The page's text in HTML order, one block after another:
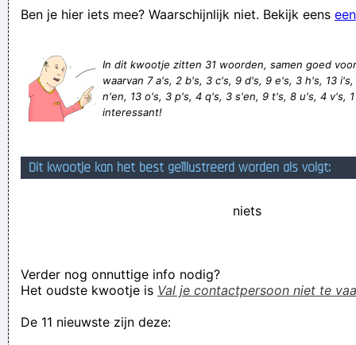
poot van een hond gehad.
Als ge bij Pepe een broodje Pozuelo vraagt krijgt ge een
vervallen broodje met niks op.
regen in twente herhaalt zich in de lente
Geej se lèllike voel hod!
Ben je hier iets mee? Waarschijnlijk niet. Bekijk eens
In dit kwootje zitten 31 woorden, samen goed
waarvan 7 a's, 2 b's, 3 c's, 9 d's, 9 e's, 3 h's, 13
n'en, 13 o's, 3 p's, 4 q's, 3 s'en, 9 t's, 8 u's, 4 v's,
interessant!
Dit kwootje kan het best geïllustreerd worden als volgt:
niets
Verder nog onnuttige info nodig?
Het oudste kwootje is Val je contactpersoon niet te
De 11 nieuwste zijn deze: